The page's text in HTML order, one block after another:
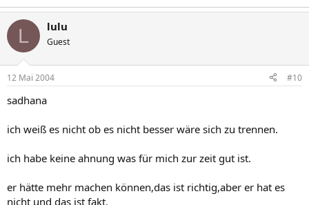
L lulu
Guest
12 Mai 2004 #10
sadhana
ich weiß es nicht ob es nicht besser wäre sich zu trennen.
ich habe keine ahnung was für mich zur zeit gut ist.
er hätte mehr machen können,das ist richtig,aber er hat es
nicht und das ist fakt.